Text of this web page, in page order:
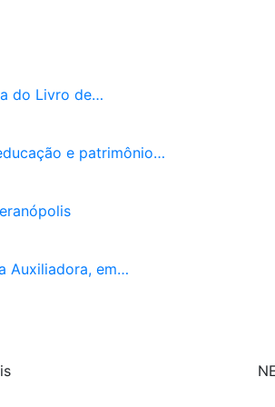
do Livro de…
e patrimônio…
Auxiliadora, em…